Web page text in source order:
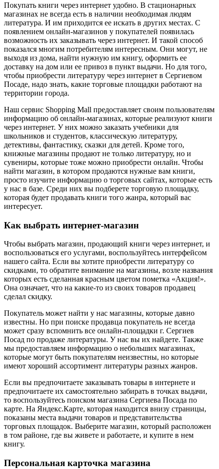
Покупать книги через интернет удобно. В стационарных
магазинах не всегда есть в наличии необходимая людям
литература. И им приходится ее искать в других местах. С
появлением онлайн-магазинов у покупателей появилась
возможность их заказывать через интернет. И такой способ
показался многим потребителям интересным. Они могут, не
выходя из дома, найти нужную им книгу, оформить ее
доставку на дом или ее привоз в пункт выдачи. Но для того,
чтобы приобрести литературу через интернет в Сергиевом
Посаде, надо знать, какие торговые площадки работают на
территории города.
Наш сервис Shopping Mall предоставляет своим пользователям
информацию об онлайн-магазинах, которые реализуют книги
через интернет. У них можно заказать учебники для
школьников и студентов, классическую литературу,
детективы, фантастику, сказки для детей. Кроме того,
книжные магазины продают не только литературу, но и
сувениры, которые тоже можно приобрести онлайн. Чтобы
найти магазин, в котором продаются нужные вам книги,
просто изучите информацию о торговых сайтах, которые есть
у нас в базе. Среди них вы подберете торговую площадку,
которая будет продавать книги того жанра, который вас
интересует.
Как выбрать интернет-магазин
Чтобы выбрать магазин, продающий книги через интернет, и
воспользоваться его услугами, воспользуйтесь интерфейсом
нашего сайта. Если вы хотите приобрести литературу со
скидками, то обратите внимание на магазины, возле названия
которых есть сделанная красным цветом пометка «Акция!».
Она означает, что на какие-то из своих товаров продавец
сделал скидку.
Покупатель может найти у нас магазины, которые давно
известны. Но при поиске продавца покупатель не всегда
может сразу вспомнить все онлайн-площадки г. Сергиев
Посад по продаже литературы. У нас вы их найдете. Также
мы предоставляем информацию о небольших магазинах,
которые могут быть покупателям неизвестны, но которые
имеют хороший ассортимент литературы разных жанров.
Если вы предпочитаете заказывать товары в интернете и
предпочитаете их самостоятельно забирать в точках выдачи,
то воспользуйтесь поиском магазина Сергиева Посада по
карте. На Яндекс.Карте, которая находится внизу страницы,
показаны места выдачи товаров и представительства
торговых площадок. Выберите магазин, который расположен
в том районе, где вы живете и работаете, и купите в нем
книгу.
Персональная карточка магазина